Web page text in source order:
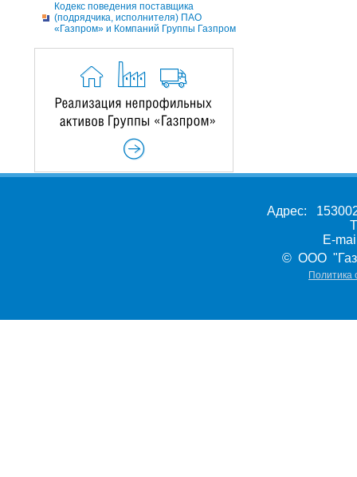
Кодекс поведения поставщика
(подрядчика, исполнителя) ПАО
«Газпром» и Компаний Группы Газпром
Адрес:
E-
© ООО
Политика